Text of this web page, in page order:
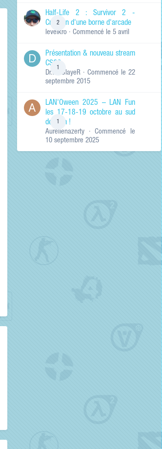
RECHERCHER LES
Titres et corps
Titres des
uniquement
2
Half-Life 2 : Survivor 2 -
Création d'une borne d'arcade
levelkro · Commencé le 5 avril
1
Présentation & nouveau stream
CSGO
Dr.KinSlayeR · Commencé le 22
septembre 2015
1
LAN'Oween 2025 – LAN Fun
les 17-18-19 octobre au sud
de Lyon !
Aurelienazerty · Commencé le
10 septembre 2025